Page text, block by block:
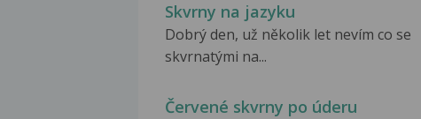
Skvrny na jazyku
Dobrý den, už několik let nevím co se
skvrnatými na...
Červené skvrny po úderu